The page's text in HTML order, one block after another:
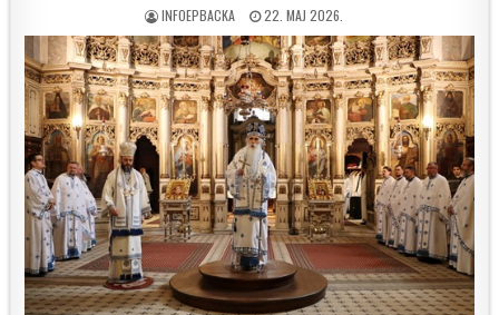
AUTHOR:
INFOEPBACKA
PUBLISHED
DATE:
22. МАЈ 2026.